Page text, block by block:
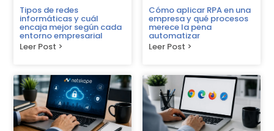
Tipos de redes
informáticas y cuál
encaja mejor según cada
entorno empresarial
Leer Post >
Cómo aplicar RPA en una
empresa y qué procesos
merece la pena
automatizar
Leer Post >